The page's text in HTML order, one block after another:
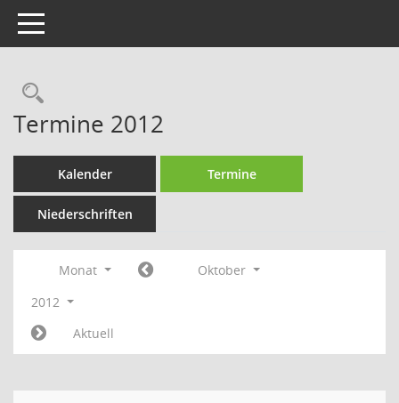
Toggle navigation
Rechercheauswahl
Termine 2012
Kalender Termine
Niederschriften
Monat
Oktober
2012
Aktuell